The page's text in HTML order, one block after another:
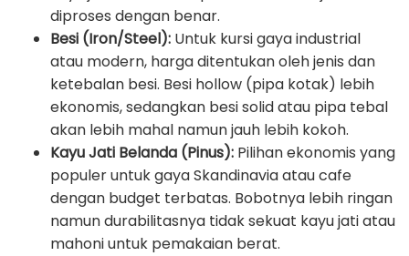
diproses dengan benar.
Besi (Iron/Steel): Untuk kursi gaya industrial
atau modern, harga ditentukan oleh jenis dan
ketebalan besi. Besi hollow (pipa kotak) lebih
ekonomis, sedangkan besi solid atau pipa tebal
akan lebih mahal namun jauh lebih kokoh.
Kayu Jati Belanda (Pinus): Pilihan ekonomis yang
populer untuk gaya Skandinavia atau cafe
dengan budget terbatas. Bobotnya lebih ringan
namun durabilitasnya tidak sekuat kayu jati atau
mahoni untuk pemakaian berat.